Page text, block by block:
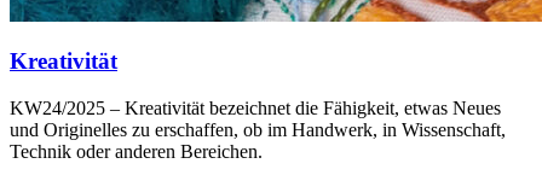
Kreativität
KW24/2025 – Kreativität bezeichnet die Fähigkeit, etwas Neues
und Originelles zu erschaffen, ob im Handwerk, in Wissenschaft,
Technik oder anderen Bereichen.